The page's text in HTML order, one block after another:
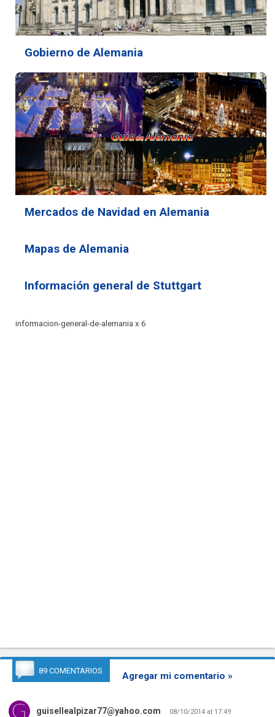
Gobierno de Alemania
Mercados de Navidad en Alemania
Mapas de Alemania
Información general de Stuttgart
informacion-general-de-alemania x 6
89 COMENTARIOS Agregar mi comentario »
guisellealpizar77@yahoo.com 08/10/2014 at 17:49